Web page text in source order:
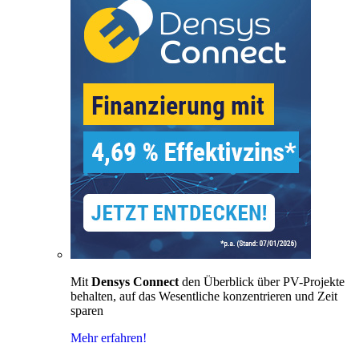
Mit Densys Connect den Überblick über PV-Projekte
behalten, auf das Wesentliche konzentrieren und Zeit
sparen
Mehr erfahren!